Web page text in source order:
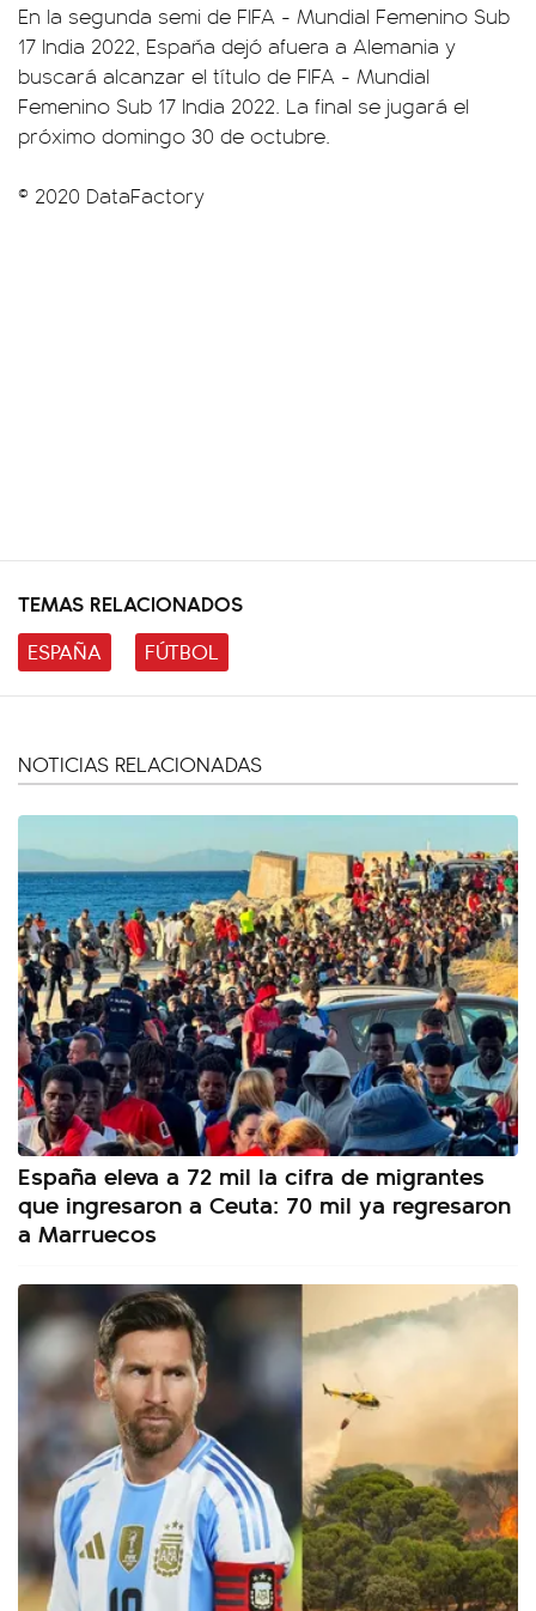
En la segunda semi de FIFA - Mundial Femenino Sub
17 India 2022, España dejó afuera a Alemania y
buscará alcanzar el título de FIFA - Mundial
Femenino Sub 17 India 2022. La final se jugará el
próximo domingo 30 de octubre.
© 2020 DataFactory
TEMAS RELACIONADOS
ESPAÑA
FÚTBOL
NOTICIAS RELACIONADAS
España eleva a 72 mil la cifra de migrantes
que ingresaron a Ceuta: 70 mil ya regresaron
a Marruecos